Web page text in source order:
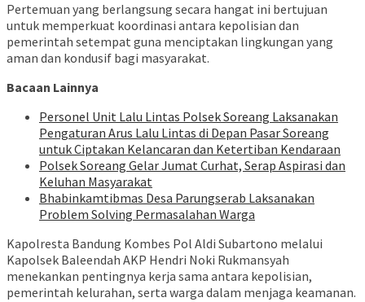
Pertemuan yang berlangsung secara hangat ini bertujuan
untuk memperkuat koordinasi antara kepolisian dan
pemerintah setempat guna menciptakan lingkungan yang
aman dan kondusif bagi masyarakat.
Bacaan Lainnya
Personel Unit Lalu Lintas Polsek Soreang Laksanakan
Pengaturan Arus Lalu Lintas di Depan Pasar Soreang
untuk Ciptakan Kelancaran dan Ketertiban Kendaraan
Polsek Soreang Gelar Jumat Curhat, Serap Aspirasi dan
Keluhan Masyarakat
Bhabinkamtibmas Desa Parungserab Laksanakan
Problem Solving Permasalahan Warga
Kapolresta Bandung Kombes Pol Aldi Subartono melalui
Kapolsek Baleendah AKP Hendri Noki Rukmansyah
menekankan pentingnya kerja sama antara kepolisian,
pemerintah kelurahan, serta warga dalam menjaga keamanan.